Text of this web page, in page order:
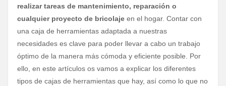
realizar tareas de mantenimiento, reparación o
cualquier proyecto de bricolajeen el hogar. Contar con
una caja de herramientas adaptada a nuestras
necesidades es clave para poder llevar a cabo un trabajo
óptimo de la manera más cómoda y eficiente posible. Por
ello, en este artículos os vamos a explicar los diferentes
tipos de cajas de herramientas que hay, así como lo que no